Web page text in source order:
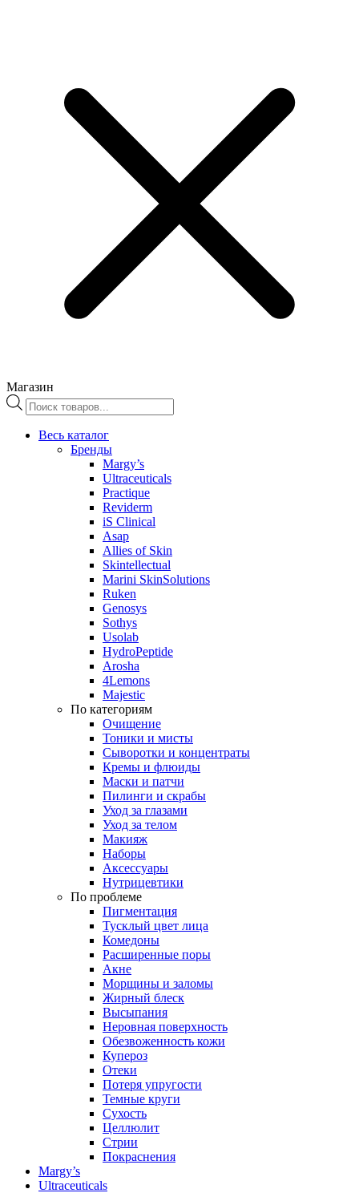
Магазин
Поиск
товаров
Весь каталог
Бренды
Margy’s
Ultraceuticals
Practique
Reviderm
iS Clinical
Asap
Allies of Skin
Skintellectual
Marini SkinSolutions
Ruken
Genosys
Sothys
Usolab
HydroPeptide
Arosha
4Lemons
Majestic
По категориям
Очищение
Тоники и мисты
Сыворотки и концентраты
Кремы и флюиды
Маски и патчи
Пилинги и скрабы
Уход за глазами
Уход за телом
Макияж
Наборы
Аксессуары
Нутрицевтики
По проблеме
Пигментация
Тусклый цвет лица
Комедоны
Расширенные поры
Акне
Морщины и заломы
Жирный блеск
Высыпания
Неровная поверхность
Обезвоженность кожи
Купероз
Отеки
Потеря упругости
Темные круги
Сухость
Целлюлит
Стрии
Покраснения
Margy’s
Ultraceuticals